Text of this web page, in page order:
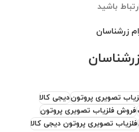
باشید
زرشناسان
تصویری پروتوندیجی کالا
فروش فلزیاب تصویری پروتون
فلزیاب تصویری پروتون دیجی کالا